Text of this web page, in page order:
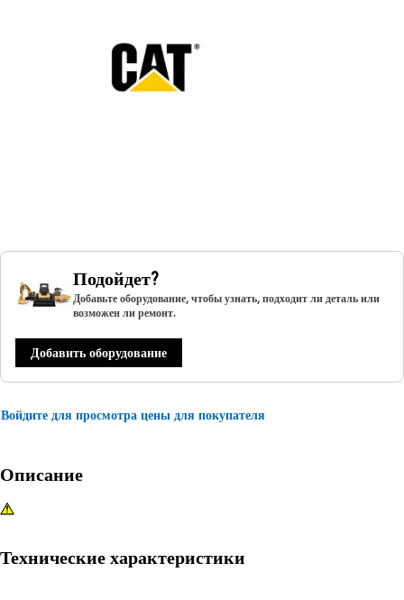
Подойдет?
Добавьте оборудование, чтобы узнать, подходит ли деталь или
возможен ли ремонт.
Добавить оборудование
Войдите для просмотра цены для покупателя
Описание
Технические характеристики